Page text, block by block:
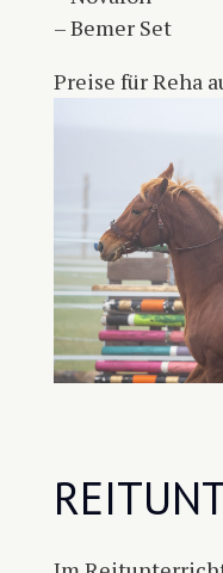
– Bemer Set
Preise für Reha